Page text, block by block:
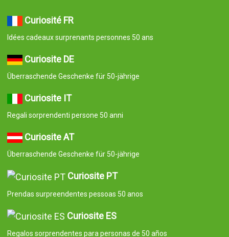
Curiosité FR
Idées cadeaux surprenants personnes 50 ans
Curiosite DE
Überraschende Geschenke für 50-jährige
Curiosite IT
Regali sorprendenti persone 50 anni
Curiosite AT
Überraschende Geschenke für 50-jährige
Curiosite PT
Prendas surpreendentes pessoas 50 anos
Curiosite ES
Regalos sorprendentes para personas de 50 años